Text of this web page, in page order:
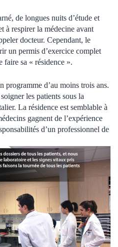
de longues nuits d’étude et
à respirer la médecine avant
docteur. Cependant, le
un permis d’exercice complet
faire sa « résidence ».
programme d’au moins trois ans.
les patients sous la
La résidence est semblable à
gagnent de l’expérience
d’un professionnel de